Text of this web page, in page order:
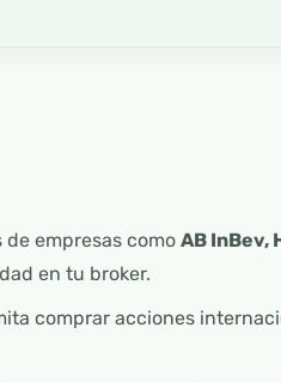
empresas como AB InBev,
en tu broker.
comprar acciones